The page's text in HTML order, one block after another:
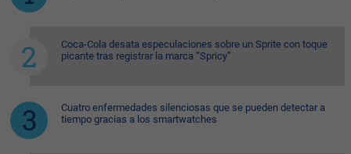
Coca-Cola desata especulaciones sobre un Sprite con toque
picante tras registrar la marca “Spricy”
Cuatro enfermedades silenciosas que se pueden detectar a
tiempo gracias a los smartwatches